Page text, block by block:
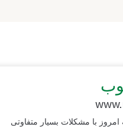
با مشکلات بسیار متفاوتی